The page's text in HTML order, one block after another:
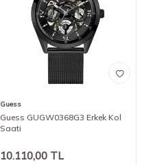
Guess
Guess GUGW0368G3 Erkek Kol
Saati
10.110,00 TL